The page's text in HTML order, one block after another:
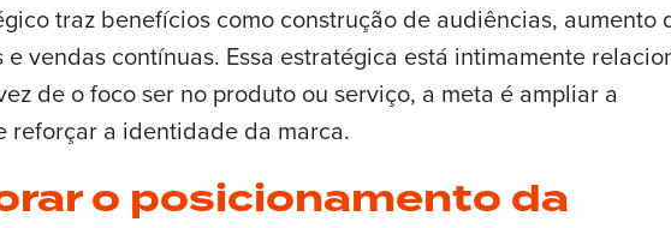
traz benefícios como construção de audiências, aumento
vendas contínuas. Essa estratégica está intimamente
de o foco ser no produto ou serviço, a meta é ampliar a
reforçar a identidade da marca.
o posicionamento da